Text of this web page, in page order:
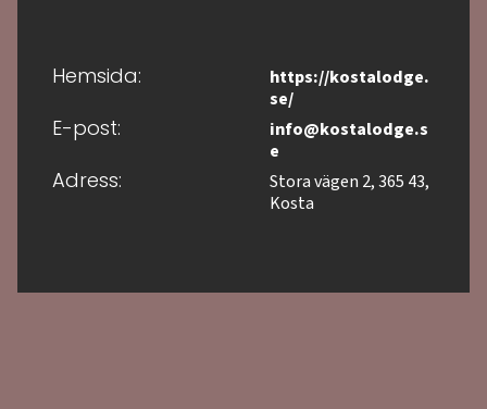
Hemsida:
https://kostalodge.
se/
E-post:
info@kostalodge.s
e
Adress:
Stora vägen 2, 365 43,
Kosta